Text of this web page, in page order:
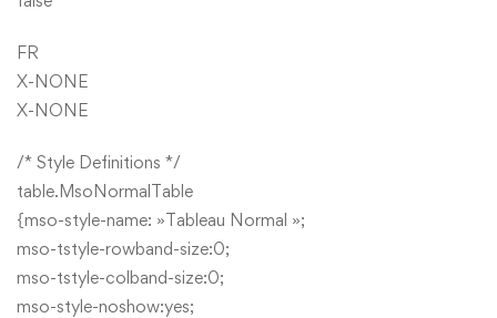
FR
X-NONE
X-NONE
/* Style Definitions */
table.MsoNormalTable
{mso-style-name: »Tableau Normal »;
mso-tstyle-rowband-size:0;
mso-tstyle-colband-size:0;
mso-style-noshow:yes;